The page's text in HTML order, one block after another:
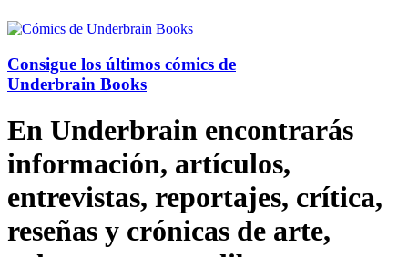
Consigue los últimos cómics de
Underbrain Books
En Underbrain encontrarás
información, artículos,
entrevistas, reportajes, crítica,
reseñas y crónicas de arte,